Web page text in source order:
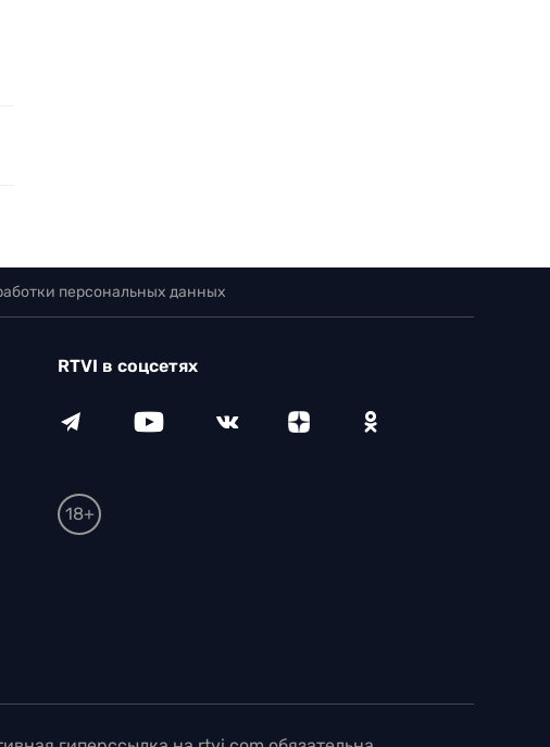
персональных данных
RTVI в соцсетях
18+